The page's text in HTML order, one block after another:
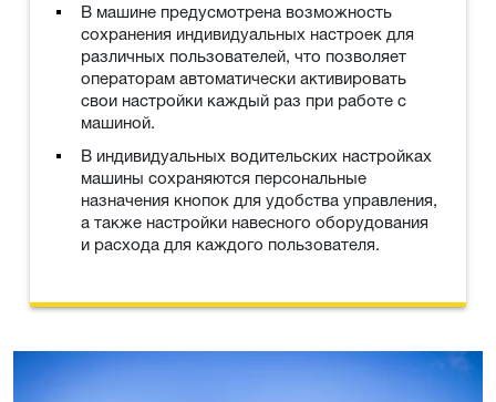
В машине предусмотрена возможность
сохранения индивидуальных настроек для
различных пользователей, что позволяет
операторам автоматически активировать
свои настройки каждый раз при работе с
машиной.
В индивидуальных водительских настройках
машины сохраняются персональные
назначения кнопок для удобства управления,
а также настройки навесного оборудования
и расхода для каждого пользователя.